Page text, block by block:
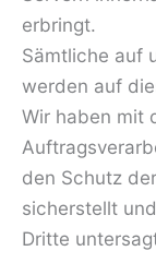
erbringt.
Sämtliche auf
werden auf
Wir haben mit
den Schutz
sicherstellt
Dritte